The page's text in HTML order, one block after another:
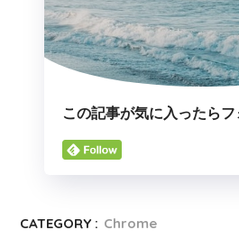
この記事が気に入ったらフ
CATEGORY : Chrome